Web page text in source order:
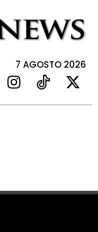
7 AGOSTO 2026